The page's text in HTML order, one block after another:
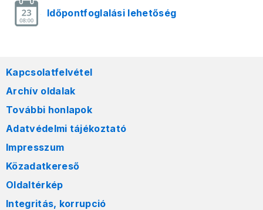
Időpontfoglalási lehetőség
Kapcsolatfelvétel
Archív oldalak
További honlapok
Adatvédelmi tájékoztató
Impresszum
Közadatkereső
Oldaltérkép
Integritás, korrupció